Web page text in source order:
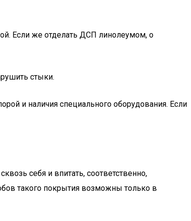
Если же отделать ДСП линолеумом, о
стыки.
и наличия специального оборудования. Если
себя и впитать, соответственно,
такого покрытия возможны только в